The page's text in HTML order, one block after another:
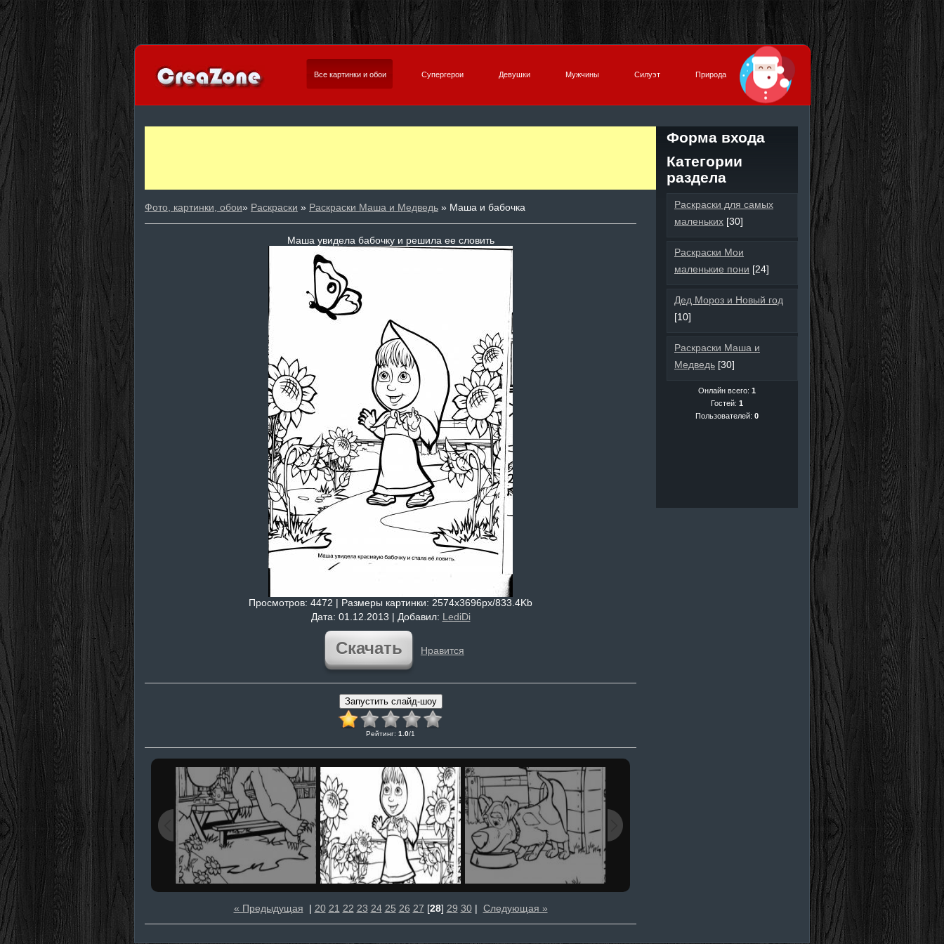
Все картинки и обои Супергерои Девушки Мужчины Силуэт Природа
Фото, картинки, обои» Раскраски » Раскраски Маша и Медведь » Маша и бабочка
Маша увидела бабочку и решила ее словить
Просмотров: 4472 | Размеры картинки: 2574x3696px/833.4Kb
Дата: 01.12.2013 | Добавил: LediDi
Скачать Нравится
Рейтинг: 1.0/1
« Предыдущая | 20 21 22 23 24 25 26 27 [28] 29 30| Следующая »
Форма входа
Категории
раздела
Раскраски для самых
маленьких [30]
Раскраски Мои
маленькие пони [24]
Дед Мороз и Новый год
[10]
Раскраски Маша и
Медведь [30]
Онлайн всего: 1
Гостей: 1
Пользователей: 0